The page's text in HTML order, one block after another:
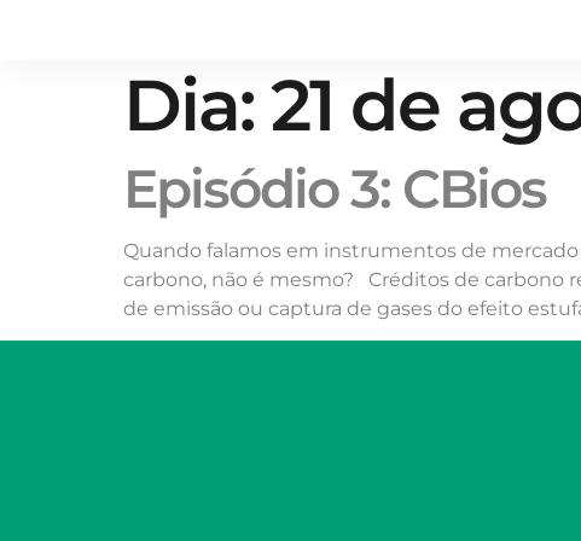
Dia:21 de
Episódio 3: CBios
Quando falamos em instrumentos de
carbono, não é mesmo? Créditos de carbono
de emissão ou captura de gases do efeito